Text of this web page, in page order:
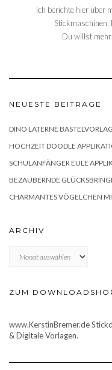
Ich berichte hier über
Stickmaschinen,
Du willst
NEUESTE BEITRÄGE
DINO LATERNE
HOCHZEIT DOODLE
SCHULANFÄNGER EULE
BEZAUBERNDE
CHARMANTES VÖGELCHEN
ARCHIV
ZUM
www.KerstinBremer.de
& Digitale Vorlagen.